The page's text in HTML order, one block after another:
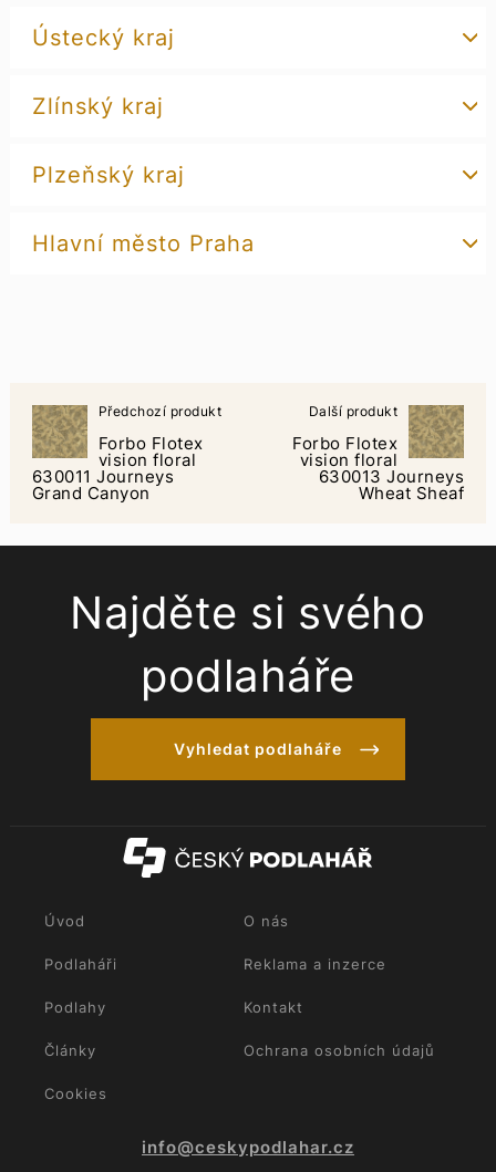
Ústecký kraj
Zlínský kraj
Plzeňský kraj
Hlavní město Praha
Předchozí produkt
Forbo Flotex
vision floral
630011 Journeys
Grand Canyon
Další produkt
Forbo Flotex
vision floral
630013 Journeys
Wheat Sheaf
Najděte si svého
podlaháře
Vyhledat podlaháře
Úvod O nás
Podlaháři Reklama a inzerce
Podlahy Kontakt
Články Ochrana osobních údajů
Cookies
info@ceskypodlahar.cz